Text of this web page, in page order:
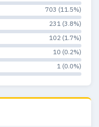
703 (11.5%)
231 (3.8%)
102 (1.7%)
10 (0.2%)
1 (0.0%)